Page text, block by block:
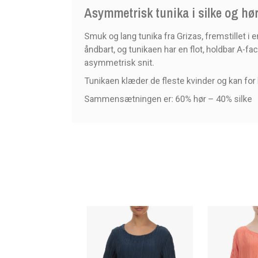
Asymmetrisk tunika i silke og
Smuk og lang tunika fra Grizas, fremstillet i
åndbart, og tunikaen har en flot, holdbar A-
asymmetrisk snit.
Tunikaen klæder de fleste kvinder og kan
Sammensætningen er: 60% hør – 40% silke